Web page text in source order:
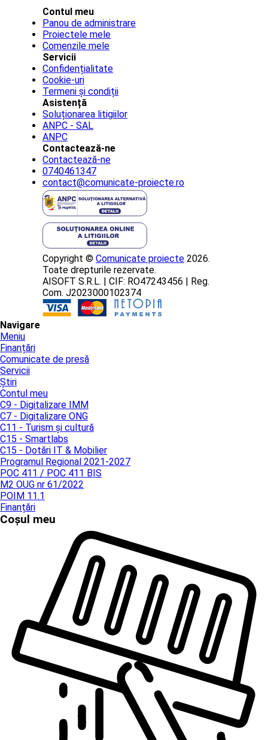
Contul meu
Panou de administrare
Proiectele mele
Comenzile mele
Servicii
Confidențialitate
Cookie-uri
Termeni și condiții
Asistență
Soluționarea litigiilor
ANPC - SAL
ANPC
Contactează-ne
Contactează-ne
0740461347
contact@comunicate-proiecte.ro
Copyright © Comunicate proiecte 2026.
Toate drepturile rezervate.
AISOFT S.R.L. | CIF: RO47243456 | Reg.
Com. J2023000102374
Navigare
Meniu
Finanțări
Comunicate de presă
Servicii
Știri
Contul meu
C9 - Digitalizare IMM
C7 - Digitalizare ONG
C11 - Turism și cultură
C15 - Smartlabs
C15 - Dotări IT & Mobilier
Programul Regional 2021-2027
POC 411 / POC 411 BIS
M2 OUG nr 61/2022
POIM 11.1
Finanțări
Coșul meu